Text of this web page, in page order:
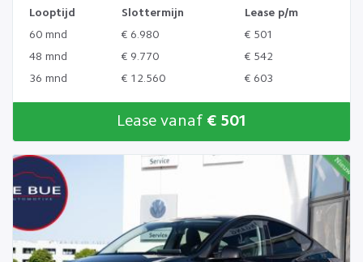
Looptijd Slottermijn
Lease p/m
60 mnd
€ 6.980
€ 501
48 mnd
€ 9.770
€ 542
36 mnd
€ 12.560 € 603
Lease vanaf € 501